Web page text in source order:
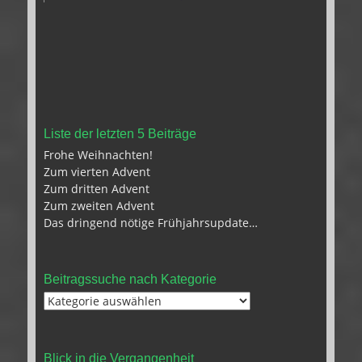
Liste der letzten 5 Beiträge
Frohe Weihnachten!
Zum vierten Advent
Zum dritten Advent
Zum zweiten Advent
Das dringend nötige Frühjahrsupdate…
Beitragssuche nach Kategorie
Beitragssuche
Blick in die Vergangenheit